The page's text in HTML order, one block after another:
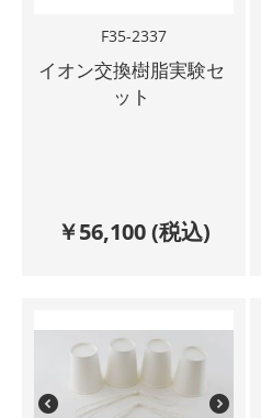
F35-2337
イオン交換樹脂実験セ
ット
￥56,100(税込)